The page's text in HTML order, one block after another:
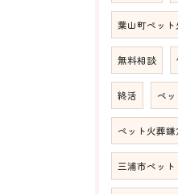
葉山町ペット
無料相談
終活 ペ
ペット火葬鎌
三浦市ペット